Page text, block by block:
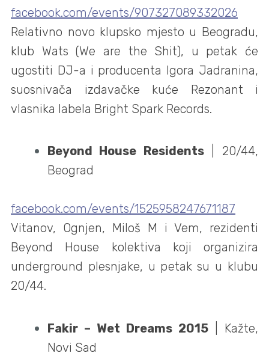
facebook.com/events/907327089332026
Relativno novo klupsko mjesto u Beogradu,
klub Wats (We are the Shit), u petak će
ugostiti DJ-a i producenta Igora Jadranina,
suosnivača izdavačke kuće Rezonant i
vlasnika labela Bright Spark Records.
Beyond House Residents| 20/44,
Beograd
facebook.com/events/1525958247671187
Vitanov, Ognjen, Miloš M i Vem, rezidenti
Beyond House kolektiva koji organizira
underground plesnjake, u petak su u klubu
20/44.
Fakir – Wet Dreams 2015| Kažte,
Novi Sad